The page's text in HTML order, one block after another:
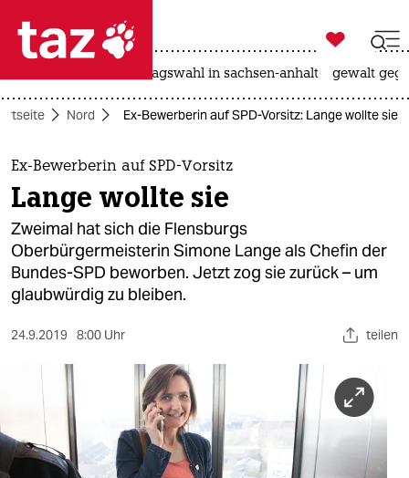
 taz zahl ich
taz zahl ich
themen
politik
öko
gesellschaft
kultur
sport
berlin
nord

taz zahl ich
landtagswahl in sachsen-anhalt gewalt
Nord Ex-Bewerberin auf SPD-Vorsitz: Lange wollte sie
Ex-Bewerberin auf SPD-Vorsitz
Lange wollte sie
Zweimal hat sich die Flensburgs
Oberbürgermeisterin Simone Lange als Chefin der
Bundes-SPD beworben. Jetzt zog sie zurück – um
glaubwürdig zu bleiben.
24.9.2019 8:00 Uhr teilen